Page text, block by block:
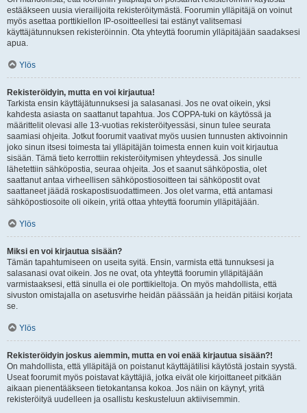
estääkseen uusia vierailijoita rekisteröitymästä. Foorumin ylläpitäjä on voinut
myös asettaa porttikiellon IP-osoitteellesi tai estänyt valitsemasi
käyttäjätunnuksen rekisteröinnin. Ota yhteyttä foorumin ylläpitäjään saadaksesi
apua.
Ylös
Rekisteröidyin, mutta en voi kirjautua!
Tarkista ensin käyttäjätunnuksesi ja salasanasi. Jos ne ovat oikein, yksi
kahdesta asiasta on saattanut tapahtua. Jos COPPA-tuki on käytössä ja
määrittelit olevasi alle 13-vuotias rekisteröityessäsi, sinun tulee seurata
saamiasi ohjeita. Jotkut foorumit vaativat myös uusien tunnusten aktivoinnin
joko sinun itsesi toimesta tai ylläpitäjän toimesta ennen kuin voit kirjautua
sisään. Tämä tieto kerrottiin rekisteröitymisen yhteydessä. Jos sinulle
lähetettiin sähköpostia, seuraa ohjeita. Jos et saanut sähköpostia, olet
saattanut antaa virheellisen sähköpostiosoitteen tai sähköpostit ovat
saattaneet jäädä roskapostisuodattimeen. Jos olet varma, että antamasi
sähköpostiosoite oli oikein, yritä ottaa yhteyttä foorumin ylläpitäjään.
Ylös
Miksi en voi kirjautua sisään?
Tämän tapahtumiseen on useita syitä. Ensin, varmista että tunnuksesi ja
salasanasi ovat oikein. Jos ne ovat, ota yhteyttä foorumin ylläpitäjään
varmistaaksesi, että sinulla ei ole porttikieltoja. On myös mahdollista, että
sivuston omistajalla on asetusvirhe heidän päässään ja heidän pitäisi korjata
se.
Ylös
Rekisteröidyin joskus aiemmin, mutta en voi enää kirjautua sisään?!
On mahdollista, että ylläpitäjä on poistanut käyttäjätilisi käytöstä jostain syystä.
Useat foorumit myös poistavat käyttäjiä, jotka eivät ole kirjoittaneet pitkään
aikaan pienentääkseen tietokantansa kokoa. Jos näin on käynyt, yritä
rekisteröityä uudelleen ja osallistu keskusteluun aktiivisemmin.